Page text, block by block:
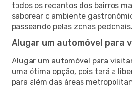
todos os recantos dos bairros
saborear o ambiente
passeando pelas zonas pedonais.
Alugar um automóvel para
Alugar um automóvel para
uma ótima opção, pois terá a
para além das áreas